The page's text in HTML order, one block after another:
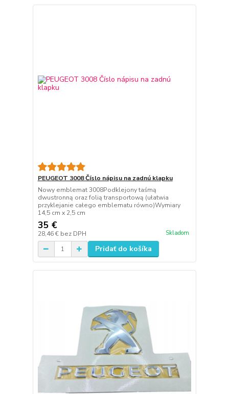
PEUGEOT 3008 Číslo nápisu na zadnú klapku
Nowy emblemat 3008Podklejony taśmą
dwustronną oraz folią transportową (ułatwia
przyklejanie całego emblematu równo)Wymiary
14,5 cm x 2,5 cm
35 €
28,46 € bez DPH Skladom
Pridať do košíka